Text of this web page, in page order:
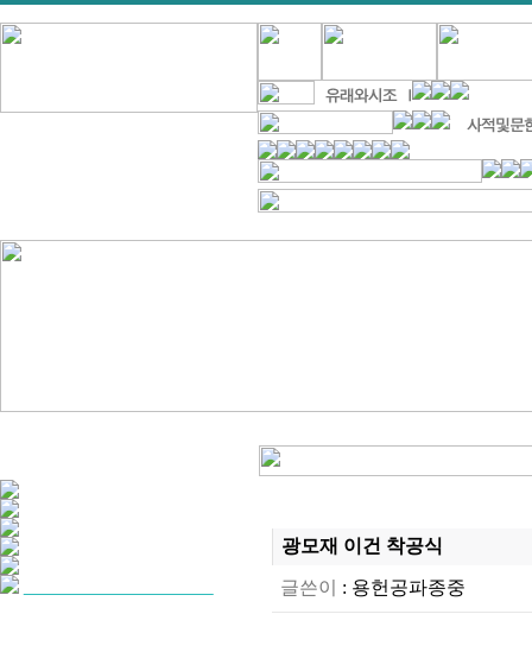
광모재 이건 착공식
글쓴이 : 용헌공파종중